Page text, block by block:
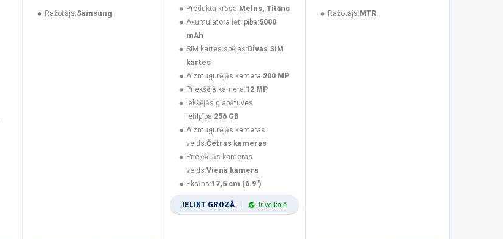
Ražotājs:Samsung
Produkta krāsa: Melns, Titāns
Akumulatora ietilpība:5000
mAh
SIM kartes spējas: Divas SIM
kartes
Aizmugurējās kamera:200 MP
Priekšējā kamera:12 MP
Iekšējās glabātuves
ietilpība:256 GB
Aizmugurējās kameras
veids:Četras kameras
Priekšējās kameras
veids:Viena kamera
Ekrāns:17,5 cm (6.9")
IELIKT GROZĀ Ir veikalā
Ražotājs: MTR